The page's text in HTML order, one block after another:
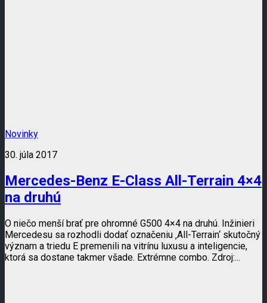
Novinky
30. júla 2017
Mercedes-Benz E-Class All-Terrain 4×4
na druhú
O niečo menší brať pre ohromné G500 4×4 na druhú. Inžinieri
Mercedesu sa rozhodli dodať označeniu ‚All-Terrain‘ skutočný
význam a triedu E premenili na vitrínu luxusu a inteligencie,
ktorá sa dostane takmer všade. Extrémne combo. Zdroj:...